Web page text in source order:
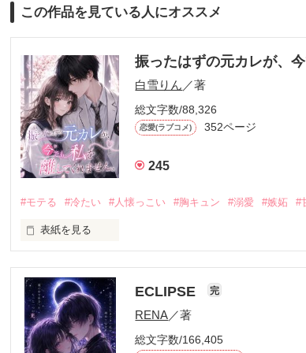
この作品を見ている人にオススメ
振ったはずの元カレが、
白雪りん ／著
総文字数/88,326
恋愛(ラブコメ) 352ページ
245
#モテる #冷たい #人懐っこい #胸キュン #溺愛 #嫉妬 #
表紙を見る
モテる人を好きになるのが怖かった。
だから私は、中学時代に大好きだった彼を自分から振っ
もう会うことはないと思っていたのに、
ECLIPSE 完
RENA／著
総文字数/166,405